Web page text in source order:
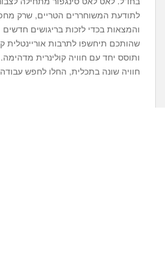
לתודעת המשוחררים הטריים, שרק
והמצאות בכדי לזכות בריגושים
שהותכם תיחשפו לתרבות אוריינטלית
ותוסס יחד עם חוויה קולינרית
חוויה שונה בתכלית, החלו לחפש עבודה